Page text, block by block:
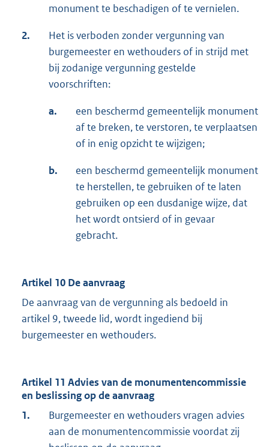
monument te beschadigen of te vernielen.
2.
Het is verboden zonder vergunning van
burgemeester en wethouders of in strijd met
bij zodanige vergunning gestelde
voorschriften:
a.
een beschermd gemeentelijk monument
af te breken, te verstoren, te verplaatsen
of in enig opzicht te wijzigen;
b.
een beschermd gemeentelijk monument
te herstellen, te gebruiken of te laten
gebruiken op een dusdanige wijze, dat
het wordt ontsierd of in gevaar
gebracht.
Artikel 10 De aanvraag
De aanvraag van de vergunning als bedoeld in
artikel 9, tweede lid, wordt ingediend bij
burgemeester en wethouders.
Artikel 11 Advies van de monumentencommissie
en beslissing op de aanvraag
1.
Burgemeester en wethouders vragen advies
aan de monumentencommissie voordat zij